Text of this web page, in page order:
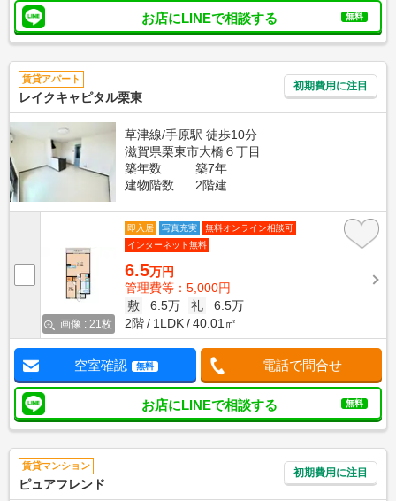
お店にLINEで相談する 無料
賃貸アパート
レイクキャピタル栗東
初期費用に注目
草津線/手原駅 徒歩10分
滋賀県栗東市大橋６丁目
築年数
築7年
建物階数
2階建
画像 : 21枚
即入居 写真充実
無料オンライン相談可
インターネット無料
6.5万円
管理費等：5,000円
敷
6.5万 礼
6.5万
2階
1LDK 40.01㎡
空室確認 無料 電話で問合せ
お店にLINEで相談する 無料
賃貸マンション
ピュアフレンド
初期費用に注目